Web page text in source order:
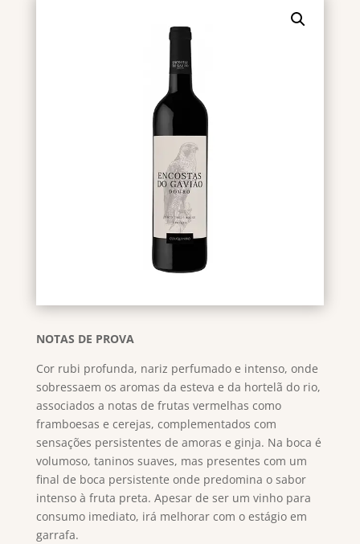
NOTAS DE PROVA
Cor rubi profunda, nariz perfumado e intenso, onde
sobressaem os aromas da esteva e da hortelã do rio,
associados a notas de frutas vermelhas como
framboesas e cerejas, complementados com
sensações persistentes de amoras e ginja. Na boca é
volumoso, taninos suaves, mas presentes com um
final de boca persistente onde predomina o sabor
intenso à fruta preta. Apesar de ser um vinho para
consumo imediato, irá melhorar com o estágio em
garrafa.